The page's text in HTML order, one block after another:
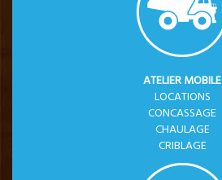
ATELIER MOBILE
LOCATIONS
CONCASSAGE
CHAULAGE
CRIBLAGE